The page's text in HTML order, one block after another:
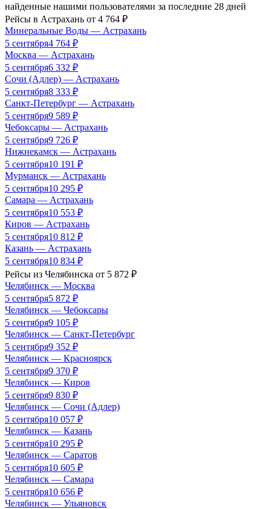
найденные нашими пользователями за последние 28 дней
Рейсы в Астрахань от 4 764 ₽
Минеральные Воды — Астрахань
5 сентября4 764 ₽
Москва — Астрахань
5 сентября6 332 ₽
Сочи (Адлер) — Астрахань
5 сентября8 333 ₽
Санкт-Петербург — Астрахань
5 сентября9 589 ₽
Чебоксары — Астрахань
5 сентября9 726 ₽
Нижнекамск — Астрахань
5 сентября10 191 ₽
Мурманск — Астрахань
5 сентября10 295 ₽
Самара — Астрахань
5 сентября10 553 ₽
Киров — Астрахань
5 сентября10 812 ₽
Казань — Астрахань
5 сентября10 834 ₽
Рейсы из Челябинска от 5 872 ₽
Челябинск — Москва
5 сентября5 872 ₽
Челябинск — Чебоксары
5 сентября9 105 ₽
Челябинск — Санкт-Петербург
5 сентября9 352 ₽
Челябинск — Красноярск
5 сентября9 370 ₽
Челябинск — Киров
5 сентября9 830 ₽
Челябинск — Сочи (Адлер)
5 сентября10 057 ₽
Челябинск — Казань
5 сентября10 295 ₽
Челябинск — Саратов
5 сентября10 605 ₽
Челябинск — Самара
5 сентября10 656 ₽
Челябинск — Ульяновск